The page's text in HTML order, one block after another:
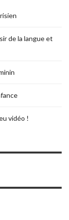
de la langue et
vidéo !